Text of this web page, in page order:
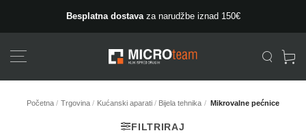
Besplatna dostavaza narudžbe iznad 150€
Početna / Trgovina / Kućanski aparati / Bijela tehnika / Mikrovalne pećnice
FILTRIRAJ